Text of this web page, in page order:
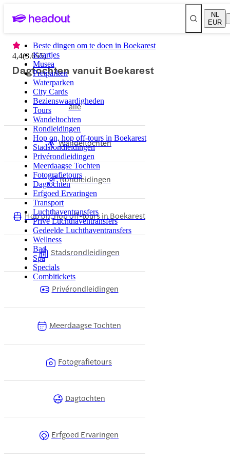
NL
EUR
Beste dingen om te doen in Boekarest
Kaartjes
Musea
Pretparken
Waterparken
City Cards
Bezienswaardigheden
Tours
Wandeltochten
Rondleidingen
Hop on, hop off-tours in Boekarest
Stadsrondleidingen
Privérondleidingen
Meerdaagse Tochten
Fotografietours
Dagtochten
Erfgoed Ervaringen
Transport
Luchthaventransfers
Privé Luchthaventransfers
Gedeelde Luchthaventransfers
Wellness
Bad
Spa
Specials
Combitickets
4,4(3.655)
Dagtochten vanuit Boekarest
alle
Wandeltochten
Rondleidingen
Hop on, hop off-tours in Boekarest
Stadsrondleidingen
Privérondleidingen
Meerdaagse Tochten
Fotografietours
Dagtochten
Erfgoed Ervaringen